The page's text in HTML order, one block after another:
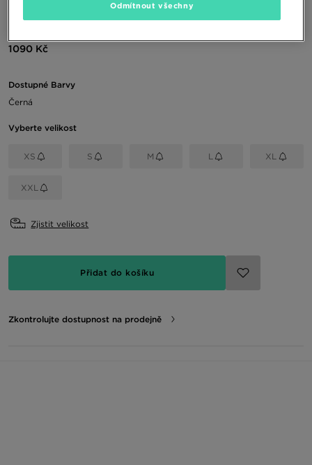
NIKE KALHOTY SPORTSWEAR CLUB FLEECE
1090 Kč
Dostupné Barvy
Černá
Vyberte velikost
XS S M L XL
XXL
Zjistit velikost
Přidat do košíku
Zkontrolujte dostupnost na prodejně
Odmítnout všechny